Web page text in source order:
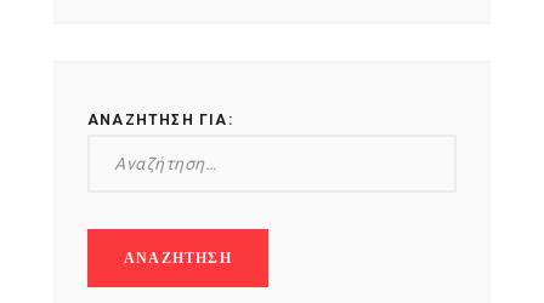
ΑΝΑΖΉΤΗΣΗ ΓΙΑ: